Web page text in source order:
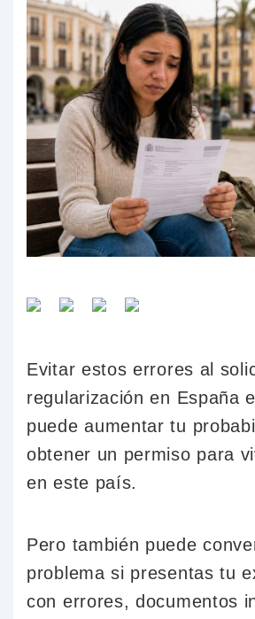
Evitar estos errores al
regularización en España
puede aumentar tu
obtener un permiso para
en este país.
Pero también puede
problema si presentas tu
con errores, documentos